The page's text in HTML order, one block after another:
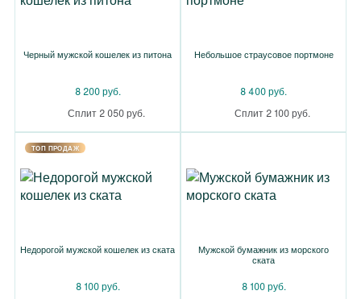
Черный мужской кошелек из питона
8 200 руб.
Сплит 2 050 руб.
Небольшое страусовое портмоне
8 400 руб.
Сплит 2 100 руб.
TOП ПРОДАЖ
Недорогой мужской кошелек из ската
8 100 руб.
Мужской бумажник из морского
ската
8 100 руб.